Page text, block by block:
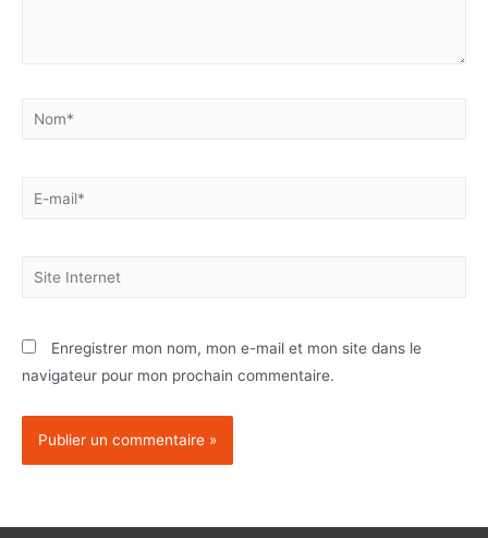
Enregistrer mon nom, mon e-mail et mon site dans le
navigateur pour mon prochain commentaire.